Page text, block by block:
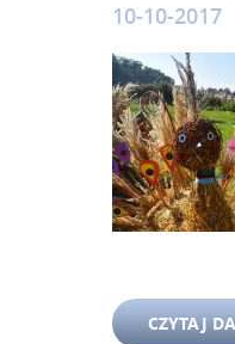
10-10-2017
CZYTAJ